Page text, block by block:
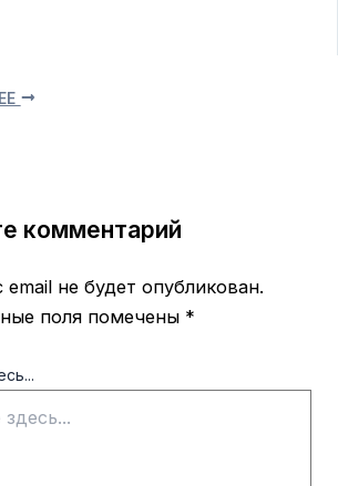
комментарий
не будет опубликован.
поля помечены *